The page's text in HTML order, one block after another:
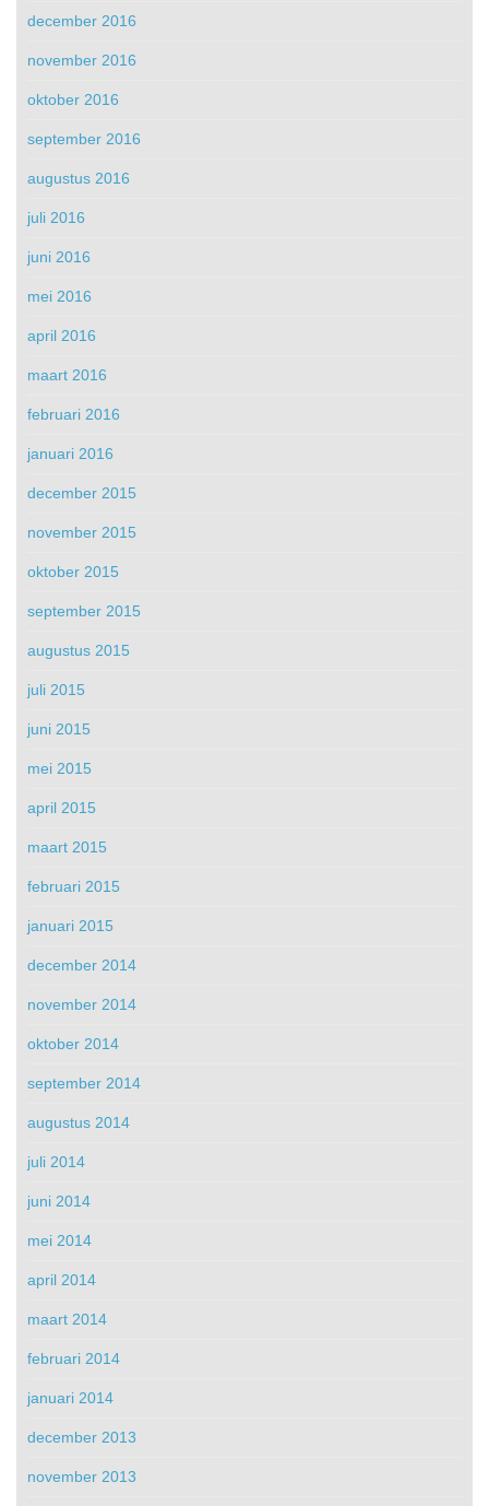
december 2016
november 2016
oktober 2016
september 2016
augustus 2016
juli 2016
juni 2016
mei 2016
april 2016
maart 2016
februari 2016
januari 2016
december 2015
november 2015
oktober 2015
september 2015
augustus 2015
juli 2015
juni 2015
mei 2015
april 2015
maart 2015
februari 2015
januari 2015
december 2014
november 2014
oktober 2014
september 2014
augustus 2014
juli 2014
juni 2014
mei 2014
april 2014
maart 2014
februari 2014
januari 2014
december 2013
november 2013